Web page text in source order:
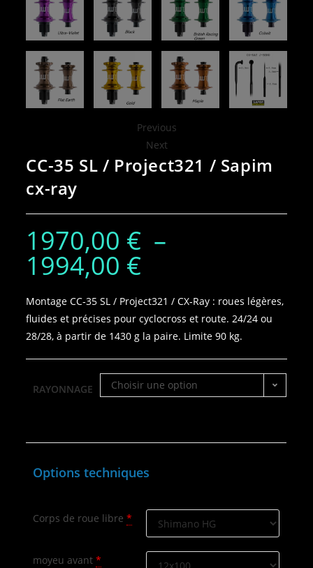
Previous
Next
CC-35 SL / Project321 / Sapim
cx-ray
1970,00 € –
1994,00 €
Montage CC‑35 SL / Project321 / CX‑Ray : roues légères,
fluides et précises pour cyclocross et route. 24/24 ou
28/28, à partir de 1430 g la paire. Limite 90 kg.
RAYONNAGE Choisir une option
Options techniques
Corps de roue libre *
moyeu avant *